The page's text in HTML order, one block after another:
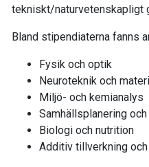
tekniskt/naturvetenskapligt
Bland stipendiaterna fanns
Fysik och optik
Neuroteknik och
Miljö- och kemianalys
Samhällsplanering
Biologi och nutrition
Additiv tillverkning